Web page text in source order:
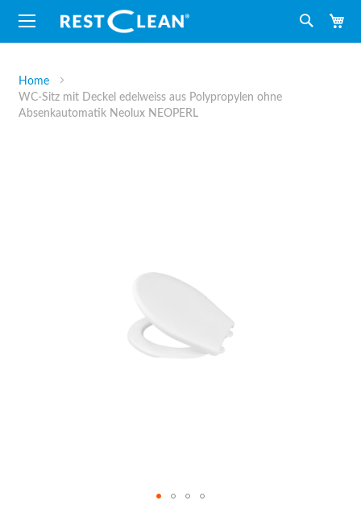
Suche
Home
WC-Sitz mit Deckel edelweiss aus Polypropylen ohne
Absenkautomatik Neolux NEOPERL